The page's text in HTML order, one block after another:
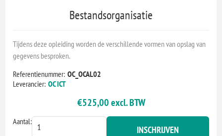
Bestandsorganisatie
Tijdens deze opleiding worden de verschillende vormen van opslag van
gegevens besproken.
Referentienummer: OC_OCAL02
Leverancier: OC ICT
€525,00 excl. BTW
Aantal:
INSCHRIJVEN